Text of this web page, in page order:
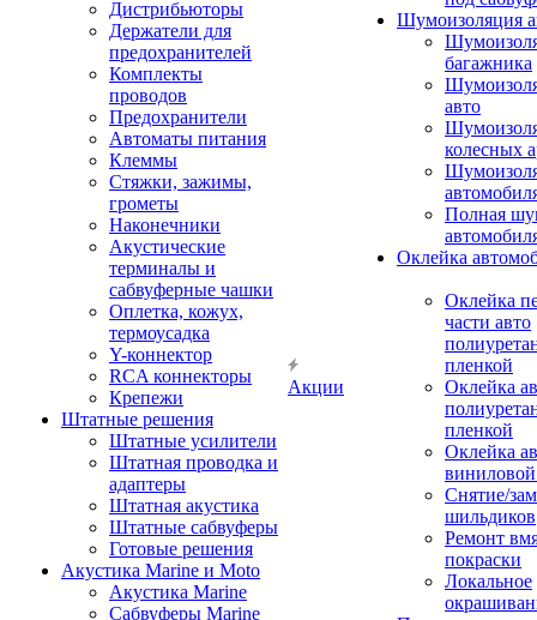
Дистрибьюторы
Держатели для
предохранителей
Комплекты
проводов
Предохранители
Автоматы питания
Клеммы
Стяжки, зажимы,
грометы
Наконечники
Акустические
терминалы и
сабвуферные чашки
Оплетка, кожух,
термоусадка
Y-коннектор
RCA коннекторы
Крепежи
Штатные решения
Штатные усилители
Штатная проводка и
адаптеры
Штатная акустика
Штатные сабвуферы
Готовые решения
Акустика Marine и Moto
Акустика Marine
Сабвуферы Marine
Акции
Шумоизоляция
багажника
авто
колесных
Полная
Оклейка
Оклейка
части авто
пленкой
Оклейка
пленкой
Оклейка
Снятие/
шильдиков
Ремонт
покраски
Локальное